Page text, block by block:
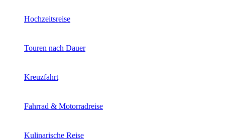
Hochzeitsreise
Touren nach Dauer
Kreuzfahrt
Fahrrad & Motorradreise
Kulinarische Reise